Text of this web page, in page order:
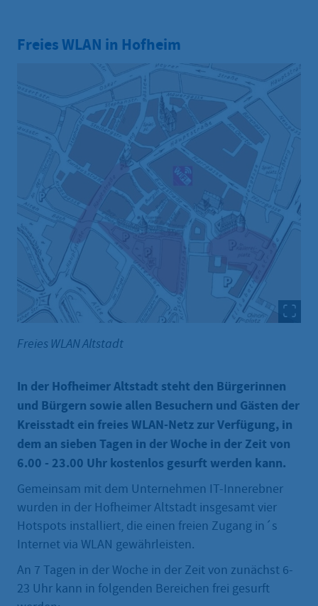
Freies WLAN in Hofheim
Freies WLAN Altstadt
In der Hofheimer Altstadt steht den Bürgerinnen
und Bürgern sowie allen Besuchern und Gästen der
Kreisstadt ein freies WLAN-Netz zur Verfügung, in
dem an sieben Tagen in der Woche in der Zeit von
6.00 - 23.00 Uhr kostenlos gesurft werden kann.
Gemeinsam mit dem Unternehmen IT-Innerebner
wurden in der Hofheimer Altstadt insgesamt vier
Hotspots installiert, die einen freien Zugang in´s
Internet via WLAN gewährleisten.
An 7 Tagen in der Woche in der Zeit von zunächst 6-
23 Uhr kann in folgenden Bereichen frei gesurft